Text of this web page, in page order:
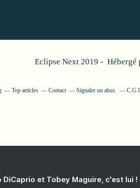
Eclipse Next 2019 - Hébergé
Top articles Contact Signaler un abus
DiCaprio et Tobey Maguire, c'est lui